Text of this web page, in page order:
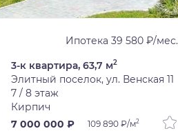
Ипотека 39 580 ₽/мес.
3-к квартира, 63,7 м2
Элитный поселок, ул. Венская 11
7 / 8 этаж
Кирпич
7 000 000 ₽
109 890 ₽/м2